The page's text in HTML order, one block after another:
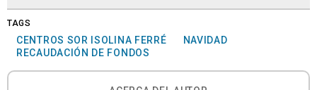
TAGS
CENTROS SOR ISOLINA FERRÉ
NAVIDAD
RECAUDACIÓN DE FONDOS